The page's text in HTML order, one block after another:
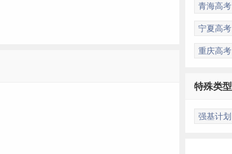
青海高考
宁夏高考
重庆高考
特殊类型
强基计划